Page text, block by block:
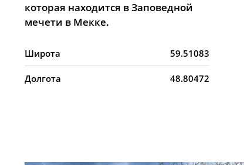
которая находится в Заповедной
мечети в Мекке.
Широта 59.51083
Долгота 48.80472